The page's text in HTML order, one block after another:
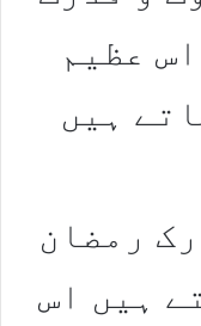
عظیم
ہیں
رمضان
ہیں اس